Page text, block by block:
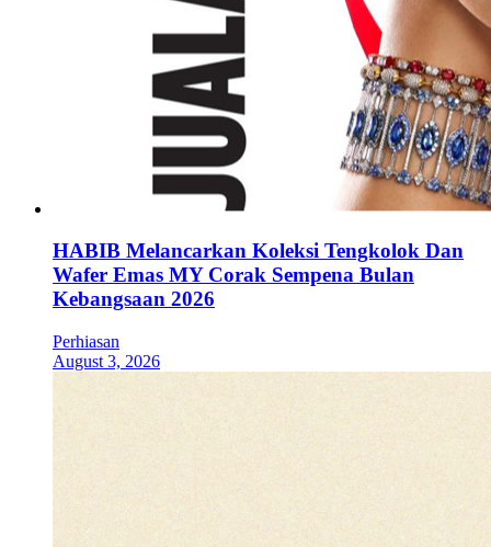
HABIB Melancarkan Koleksi Tengkolok Dan
Wafer Emas MY Corak Sempena Bulan
Kebangsaan 2026
Perhiasan
August 3, 2026